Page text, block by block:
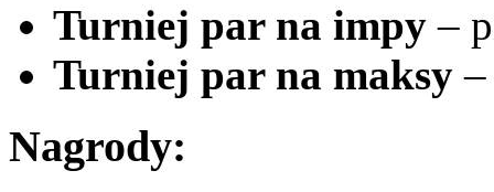
Turniej par na impy –
Turniej par na maksy
Nagrody: